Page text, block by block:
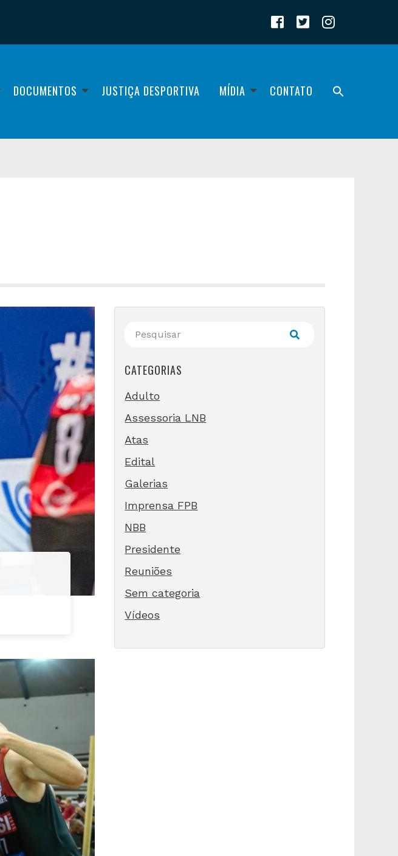
DOCUMENTOS JUSTIÇA DESPORTIVA MÍDIA CONTATO
CATEGORIAS
Adulto
Assessoria LNB
Atas
Edital
Galerias
Imprensa FPB
NBB
Presidente
Reuniões
Sem categoria
Vídeos